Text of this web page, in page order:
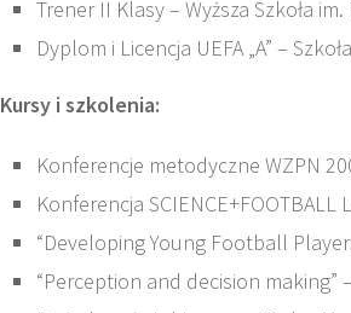
Trener II Klasy – Wyższa Szkoła
Dyplom i Licencja UEFA „A” –
Kursy i szkolenia:
Konferencje metodyczne WZPN
Konferencja SCIENCE+FOOTBALL
“Developing Young Football
“Perception and decision making”